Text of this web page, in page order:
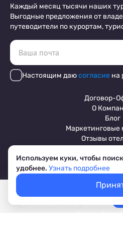
Покажем свободное жилье
Каждый месяц тысячи наших
Выгодные предложения от
путеводители по курортам,
Настоящим даюсогласие на
Договор-
О
Блог
Маркетинговые
Отзывы
© 2017-2026
Российский сервис
Обработка
Условия
Используем куки, чтобы
удобнее. Узнать подробнее